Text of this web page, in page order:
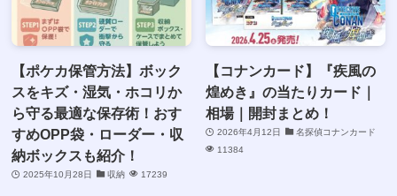
【ポケカ保管方法】ボック
スをキズ・湿気・ホコリか
ら守る最適な保存術！おす
すめOPP袋・ローダー・収
納ボックスも紹介！
2025年10月28日 収納 17239
【コナンカード】『疾風の
煌めき』の当たりカード｜
相場｜開封まとめ！
2026年4月12日
名探偵コナンカード
11384